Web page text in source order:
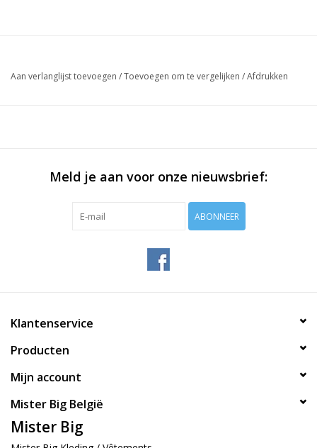
Aan verlanglijst toevoegen /Toevoegen om te vergelijken /Afdrukken
Meld je aan voor onze nieuwsbrief:
ABONNEER
Klantenservice
Producten
Mijn account
Mister Big België
Mister Big